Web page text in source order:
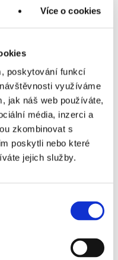
Více o cookies
poskytování funkcí
využíváme
jak náš web používáte,
média, inzerci a
zkombinovat s
poskytli nebo které
jejich služby.